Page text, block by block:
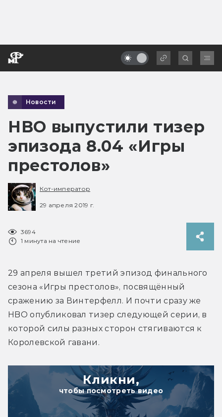
Новости
HBO выпустили тизер
эпизода 8.04 «Игры
престолов»
Кот-император
29 апреля 2019 г.
3694
1 минута на чтение
29 апреля вышел третий эпизод финального
сезона «Игры престолов», посвящённый
сражению за Винтерфелл. И почти сразу же
HBO опубликовал тизер следующей серии, в
которой силы разных сторон стягиваются к
Королевской гавани.
Кликни,
чтобы посмотреть видео